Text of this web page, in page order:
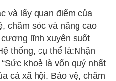
và lấy quan điểm của
chăm sóc và nâng cao
lĩnh xuyên suốt
thống, cụ thể là:Nhận
khoẻ là vốn quý nhất
cả xã hội. Bảo vệ, chăm